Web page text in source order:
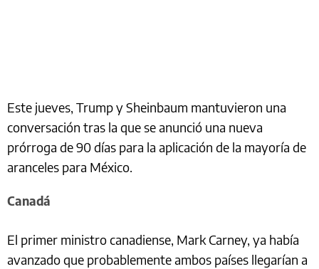
Este jueves, Trump y Sheinbaum mantuvieron una
conversación tras la que se anunció una nueva
prórroga de 90 días para la aplicación de la mayoría de
aranceles para México.
Canadá
El primer ministro canadiense, Mark Carney, ya había
avanzado que probablemente ambos países llegarían a